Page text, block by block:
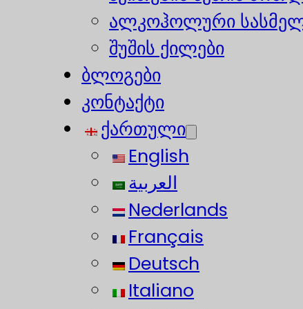
ალკოჰოლური
შუშის ქილები
ბლოგები
კონტაქტი
ქართული
English
العربية
Nederlands
Français
Deutsch
Italiano